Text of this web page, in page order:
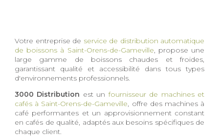
Votre entreprise de service de distribution automatique
de boissons à Saint-Orens-de-Gameville, propose une
large gamme de boissons chaudes et froides,
garantissant qualité et accessibilité dans tous types
d'environnements professionnels.
3000 Distribution est un fournisseur de machines et
cafés à Saint-Orens-de-Gameville, offre des machines à
café performantes et un approvisionnement constant
en cafés de qualité, adaptés aux besoins spécifiques de
chaque client.